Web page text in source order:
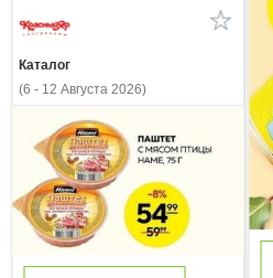
Каталог
(6 - 12 Августа 2026)